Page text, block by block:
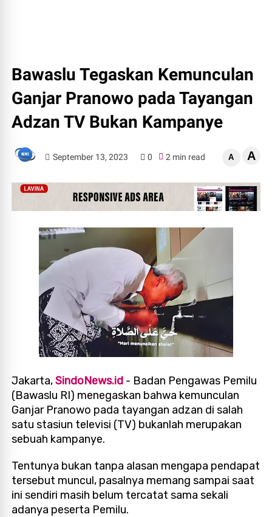
Bawaslu Tegaskan Kemunculan
Ganjar Pranowo pada Tayangan
Adzan TV Bukan Kampanye
September 13, 2023 0 2 min read A A
Jakarta,SindoNews.id - Badan Pengawas Pemilu
(Bawaslu RI) menegaskan bahwa kemunculan
Ganjar Pranowo pada tayangan adzan di salah
satu stasiun televisi (TV) bukanlah merupakan
sebuah kampanye.
Tentunya bukan tanpa alasan mengapa pendapat
tersebut muncul, pasalnya memang sampai saat
ini sendiri masih belum tercatat sama sekali
adanya peserta Pemilu.